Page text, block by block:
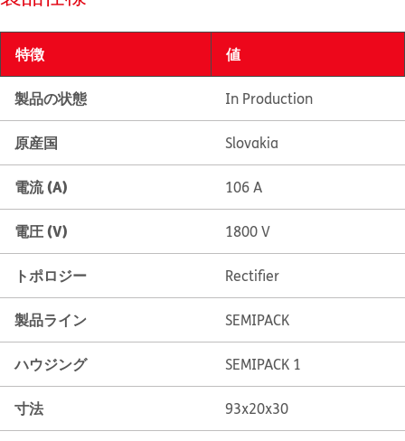
特徴 値
製品の状態 In Production
原産国 Slovakia
電流 (A) 106 A
電圧 (V) 1800 V
トポロジー Rectifier
製品ライン SEMIPACK
ハウジング SEMIPACK 1
寸法 93x20x30